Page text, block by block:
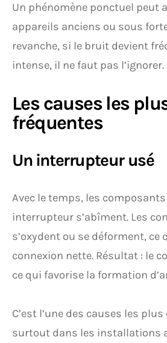
Un phénomène ponctuel peut
appareils anciens ou sous
revanche, si le bruit devient
intense, il ne faut pas l’ignorer.
Les causes les
fréquentes
Un interrupteur usé
Avec le temps, les
interrupteur s’abîment. Les
s’oxydent ou se déforment, ce
connexion nette. Résultat : le
ce qui favorise la formation
C’est l’une des causes les
surtout dans les installations